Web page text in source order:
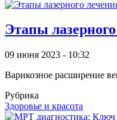
Этапы
09 июня 2023 - 10:32
Варикозное расширение
Рубрика
Здоровье и красота